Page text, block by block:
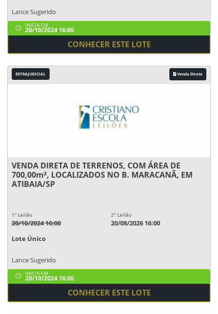
Lance Sugerido
INICIA EM
20/10/2024 16:00
CONHECER ESTE LOTE
EXTRAJUDICIAL Venda Direta
VENDA DIRETA DE TERRENOS, COM ÁREA DE
700,00m², LOCALIZADOS NO B. MARACANÃ, EM
ATIBAIA/SP
1° Leilão
20/10/2024 16:00
2° Leilão
20/08/2026 16:00
Lote Único
Lance Sugerido
INICIA EM
20/10/2024 16:00
CONHECER ESTE LOTE